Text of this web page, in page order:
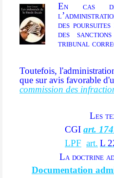
En cas
des
des
tribunal
Toutefois,
que sur avis favorable
commission des
Les
CGI art.
LPF art. L
La doctrine
Documentation